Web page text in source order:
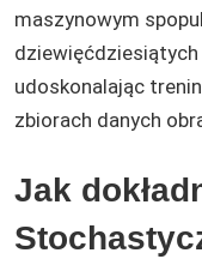
maszynowym
dziewięćdziesiątych
udoskonalając
zbiorach danych
Jak